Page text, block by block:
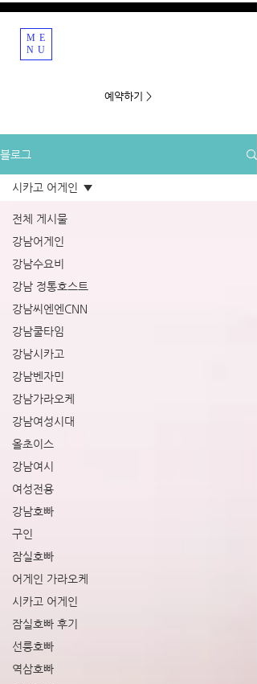
예약하기 >
ME
NU
블로그
전체 게시물
강남어게인
강남수요비
강남 정통호스트
강남씨엔엔CNN
강남쿨타임
강남시카고
강남벤자민
강남가라오케
강남여성시대
올초이스
강남여시
여성전용
강남호빠
구인
잠실호빠
어게인 가라오케
시카고 어게인
잠실호빠 후기
선릉호빠
역삼호빠
시카고 어게인